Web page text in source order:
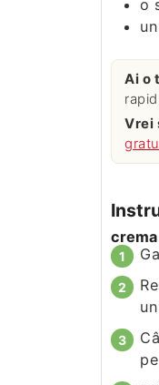
o
Ai
crema